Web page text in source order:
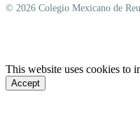
© 2026 Colegio Mexicano de
This website uses cookies to
Accept